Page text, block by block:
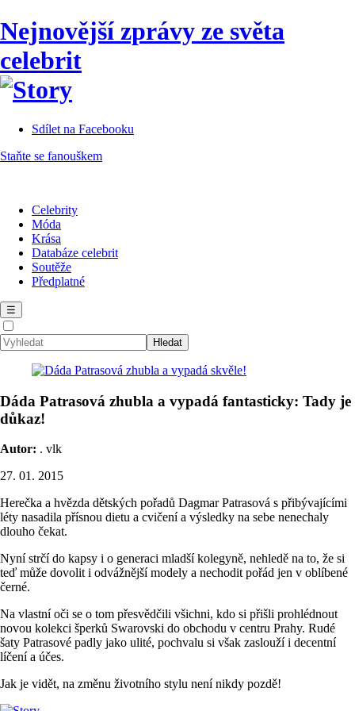
Nejnovější zprávy ze světa
celebrit
Sdílet na Facebooku
Staňte se fanouškem
Celebrity
Móda
Krása
Databáze celebrit
Soutěže
Předplatné
☰
Dáda Patrasová zhubla a vypadá fantasticky: Tady je
důkaz!
Autor: . vlk
27. 01. 2015
Herečka a hvězda dětských pořadů Dagmar Patrasová s přibývajícími
léty nasadila přísnou dietu a cvičení a výsledky na sebe nenechaly
dlouho čekat.
Nyní strčí do kapsy i o generaci mladší kolegyně, nehledě na to, že si
teď může dovolit i odvážnější modely a nechodit pořád jen v oblíbené
černé.
Na vlastní oči se o tom přesvědčili všichni, kdo si přišli prohlédnout
novou kolekci šperků Swarovski do obchodu v centru Prahy. Rudé
šaty Patrasové padly jako ulité, pochvalu si však zaslouží i decentní
líčení a účes.
Jak je vidět, na změnu životního stylu není nikdy pozdě!